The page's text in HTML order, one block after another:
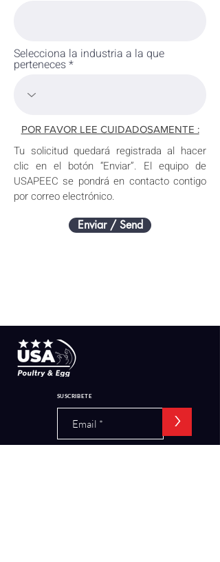
Selecciona la industria a la que
perteneces
POR FAVOR LEE CUIDADOSAMENTE :
Tu solicitud quedará registrada al hacer
clic en el botón “Enviar”. El equipo de
USAPEEC se pondrá en contacto contigo
por correo electrónico.
Enviar / Send
SUSCRIBETE
>